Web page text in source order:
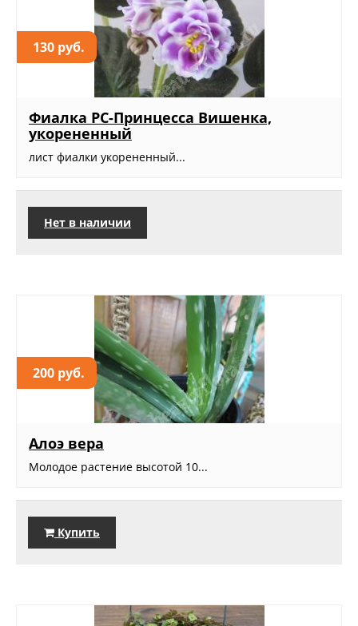
130 руб.
Фиалка РС-Принцесса Вишенка,
укорененный
лист фиалки укорененный...
Нет в наличии
200 руб.
Алоэ вера
Молодое растение высотой 10...
Купить